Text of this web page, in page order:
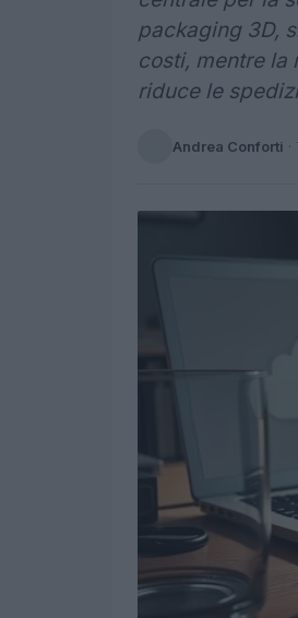
packaging 3D,
costi, mentre la
riduce le
Andrea Conforti ·